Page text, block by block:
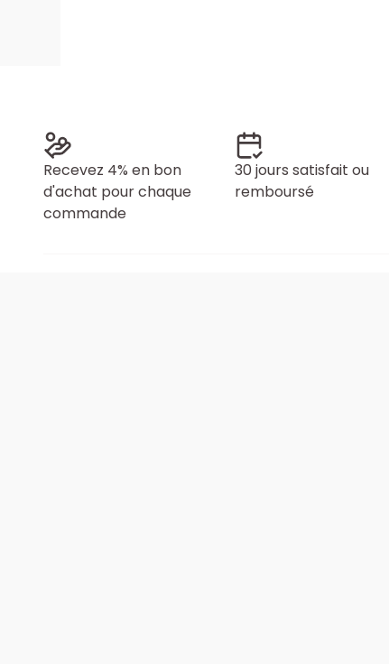
Recevez 4% en bon
d'achat pour chaque
commande
30 jours satisfait ou
remboursé